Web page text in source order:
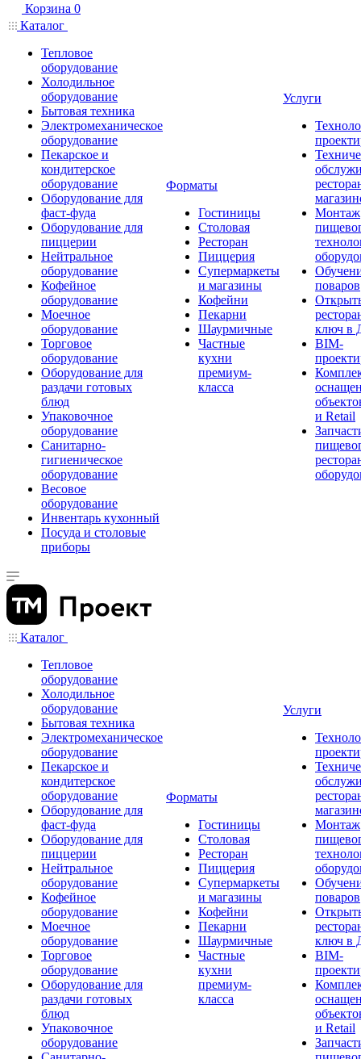
Корзина 0
Каталог
Тепловое
оборудование
Холодильное
оборудование
Бытовая техника
Электромеханическое
оборудование
Пекарское и
кондитерское
оборудование
Оборудование для
фаст-фуда
Оборудование для
пиццерии
Нейтральное
оборудование
Кофейное
оборудование
Моечное
оборудование
Торговое
оборудование
Оборудование для
раздачи готовых
блюд
Упаковочное
оборудование
Санитарно-
гигиеническое
оборудование
Весовое
оборудование
Инвентарь кухонный
Посуда и столовые
приборы
Форматы
Гостиницы
Столовая
Ресторан
Пиццерия
Супермаркеты
и магазины
Кофейни
Пекарни
Шаурмичные
Частные
кухни
премиум-
класса
Услуги
Монтаж
поваров
ключ в
BIM-
и Retail
Каталог
Тепловое
оборудование
Холодильное
оборудование
Бытовая техника
Электромеханическое
оборудование
Пекарское и
кондитерское
оборудование
Оборудование для
фаст-фуда
Оборудование для
пиццерии
Нейтральное
оборудование
Кофейное
оборудование
Моечное
оборудование
Торговое
оборудование
Оборудование для
раздачи готовых
блюд
Упаковочное
оборудование
Форматы
Гостиницы
Столовая
Ресторан
Пиццерия
Супермаркеты
и магазины
Кофейни
Пекарни
Шаурмичные
Частные
кухни
премиум-
класса
Услуги
Монтаж
поваров
ключ в
BIM-
и Retail